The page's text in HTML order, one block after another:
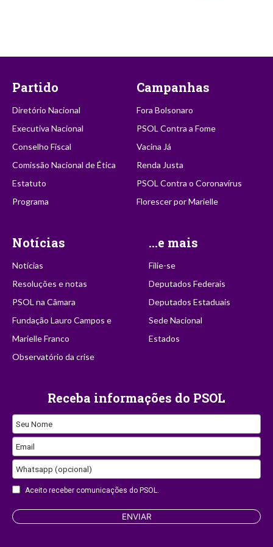
Partido
Diretório Nacional
Executiva Nacional
Conselho Fiscal
Comissão Nacional de Ética
Estatuto
Programa
Campanhas
Fora Bolsonaro
PSOL Contra a Fome
Vacina Já
Renda Justa
PSOL Contra o Coronavírus
Florescer por Marielle
Notícias
Notícias
Resoluções e notas
PSOL na Câmara
Fundação Lauro Campos e
Marielle Franco
Observatório da crise
...e mais
Filie-se
Deputados Federais
Deputados Estaduais
Sede Nacional
Estados
Receba informações do PSOL
Seu Nome
Email
Whatsapp (opcional)
Aceito receber comunicações do PSOL.
Business
Email
ENVIAR